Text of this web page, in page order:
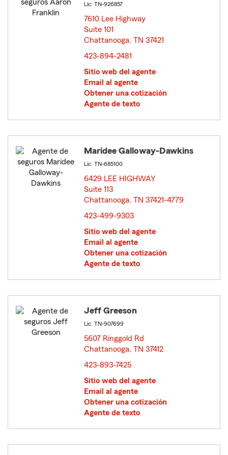
Lic: TN-926857
7610 Lee Highway
Suite 101
Chattanooga, TN 37421
423-894-2481
Sitio web del agente
Email al agente
Obtener una cotización
Agente de texto
Maridee Galloway-Dawkins
Lic: TN-685100
6429 LEE HIGHWAY
Suite 113
Chattanooga, TN 37421-4779
423-499-9303
Sitio web del agente
Email al agente
Obtener una cotización
Agente de texto
Jeff Greeson
Lic: TN-907699
5607 Ringgold Rd
Chattanooga, TN 37412
423-893-7425
Sitio web del agente
Email al agente
Obtener una cotización
Agente de texto